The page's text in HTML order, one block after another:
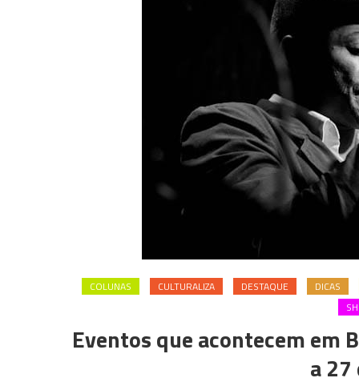
COLUNAS CULTURALIZA DESTAQUE DICAS
Eventos que acontecem em
a